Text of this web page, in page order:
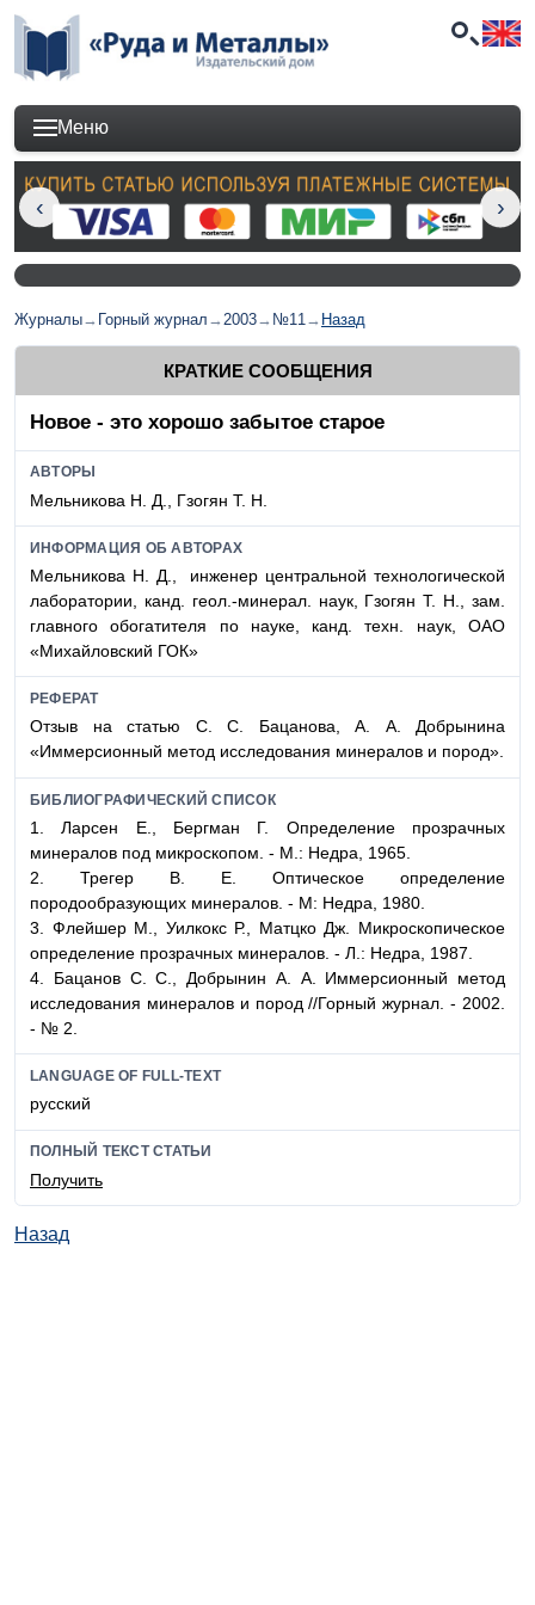
Меню
Журналы→ Горный журнал →2003→ №11→ Назад
КРАТКИЕ СООБЩЕНИЯ
Новое - это хорошо забытое старое
АВТОРЫ
Мельникова Н. Д., Гзогян Т. Н.
ИНФОРМАЦИЯ ОБ АВТОРАХ
Мельникова Н. Д., инженер центральной технологической
лаборатории, канд. геол.-минерал. наук, Гзогян Т. Н., зам.
главного обогатителя по науке, канд. техн. наук, ОАО
«Михайловский ГОК»
РЕФЕРАТ
Отзыв на статью С. С. Бацанова, А. А. Добрынина
«Иммерсионный метод исследования минералов и пород».
БИБЛИОГРАФИЧЕСКИЙ СПИСОК
1.Ларсен Е., Бергман Г. Определение прозрачных
минералов под микроскопом. - М.: Недра, 1965.
2. Трегер В. Е. Оптическое определение
породообразующих минералов. - М: Недра, 1980.
3. Флейшер М., Уилкокс Р., Матцко Дж. Микроскопическое
определение прозрачных минералов. - Л.: Недра, 1987.
4. Бацанов С. С., Добрынин А. А. Иммерсионный метод
исследования минералов и пород //Горный журнал. - 2002.
- № 2.
LANGUAGE OF FULL-TEXT
русский
ПОЛНЫЙ ТЕКСТ СТАТЬИ
Получить
Назад